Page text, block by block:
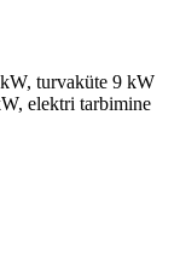
turvaküte 9 kW
elektri tarbimine